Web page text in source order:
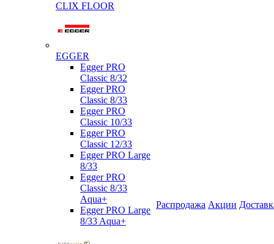
CLIX FLOOR
EGGER
Egger PRO
Classic 8/32
Egger PRO
Classic 8/33
Egger PRO
Classic 10/33
Egger PRO
Classic 12/33
Egger PRO Large
8/33
Egger PRO
Classic 8/33
Aqua+
Egger PRO Large
8/33 Aqua+
Распродажа Акции